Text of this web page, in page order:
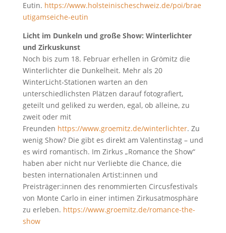
Eutin. https://www.holsteinischeschweiz.de/poi/brae
utigamseiche-eutin
Licht im Dunkeln und große Show: Winterlichter
und Zirkuskunst
Noch bis zum 18. Februar erhellen in Grömitz die
Winterlichter die Dunkelheit. Mehr als 20
WinterLicht-Stationen warten an den
unterschiedlichsten Plätzen darauf fotografiert,
geteilt und geliked zu werden, egal, ob alleine, zu
zweit oder mit
Freunden https://www.groemitz.de/winterlichter. Zu
wenig Show? Die gibt es direkt am Valentinstag – und
es wird romantisch. Im Zirkus „Romance the Show“
haben aber nicht nur Verliebte die Chance, die
besten internationalen Artist:innen und
Preisträger:innen des renommierten Circusfestivals
von Monte Carlo in einer intimen Zirkusatmosphäre
zu erleben. https://www.groemitz.de/romance-the-
show